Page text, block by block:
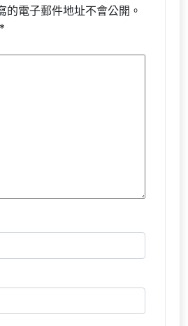
的電子郵件地址不會公開。
*